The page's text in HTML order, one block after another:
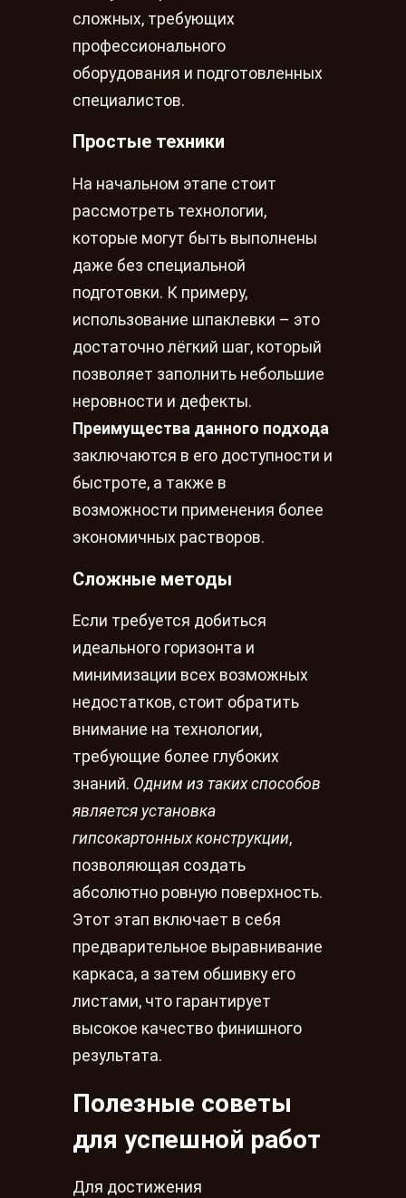
сложных, требующих
профессионального
оборудования и подготовленных
специалистов.
Простые техники
На начальном этапе стоит
рассмотреть технологии,
которые могут быть выполнены
даже без специальной
подготовки. К примеру,
использование шпаклевки – это
достаточно лёгкий шаг, который
позволяет заполнить небольшие
неровности и дефекты.
Преимущества данного подхода
заключаются в его доступности и
быстроте, а также в
возможности применения более
экономичных растворов.
Сложные методы
Если требуется добиться
идеального горизонта и
минимизации всех возможных
недостатков, стоит обратить
внимание на технологии,
требующие более глубоких
знаний. Одним из таких способов
является установка
гипсокартонных конструкции,
позволяющая создать
абсолютно ровную поверхность.
Этот этап включает в себя
предварительное выравнивание
каркаса, а затем обшивку его
листами, что гарантирует
высокое качество финишного
результата.
Полезные советы
для успешной работ
Для достижения